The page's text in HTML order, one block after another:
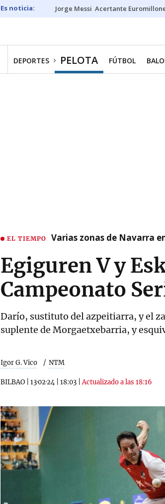
Jorge Messi Acertante
DEPORTES PELOTA FÚTBOL
EL TIEMPO Varias zonas de Navarra
Egiguren V y
Campeonato
Darío, sustituto del azpeitiarra, y el
suplente de Morgaetxebarria, y
Igor G. Vico NTM
BILBAO 13·02·24 18:03 |Actualizado a las 18:16